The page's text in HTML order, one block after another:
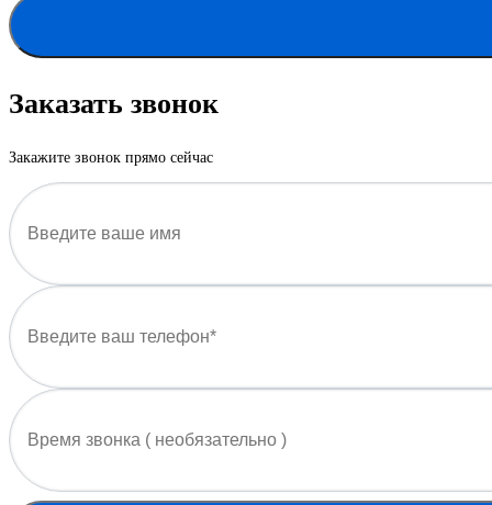
Заказать звонок
Закажите звонок прямо сейчас